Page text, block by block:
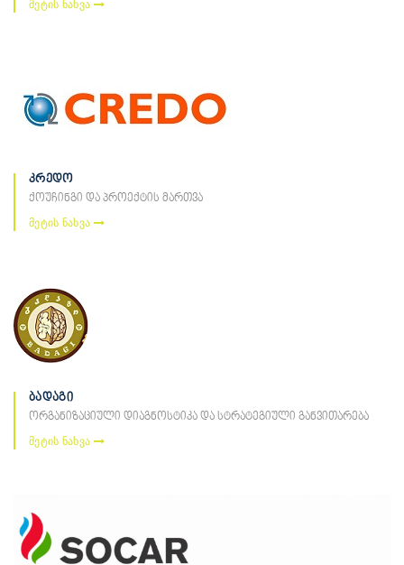
მეტის ნახვა
კრედო
ქოუჩინგი და პროექტის მართვა
მეტის ნახვა
ბადაგი
ორგანიზაციული დიაგნოსტიკა და სტრატეგიული განვითარება
მეტის ნახვა